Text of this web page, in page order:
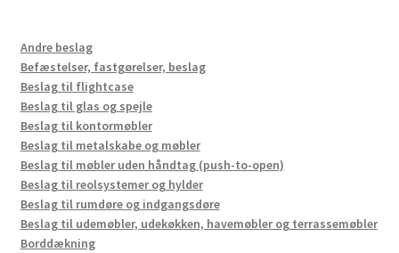
Andre beslag
Befæstelser, fastgørelser, beslag
Beslag til flightcase
Beslag til glas og spejle
Beslag til kontormøbler
Beslag til metalskabe og møbler
Beslag til møbler uden håndtag (push-to-open)
Beslag til reolsystemer og hylder
Beslag til rumdøre og indgangsdøre
Beslag til udemøbler, udekøkken, havemøbler og terrassemøbler
Borddækning